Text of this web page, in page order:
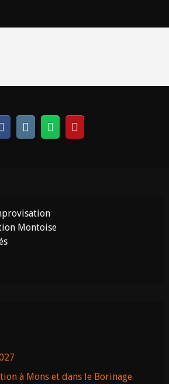
Montoise
à Mons et dans le Borinage